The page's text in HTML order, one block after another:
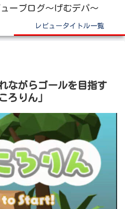
ーブログ～げむデパ～
レビュータイトル一覧
ながらゴールを目指す
ろりん」